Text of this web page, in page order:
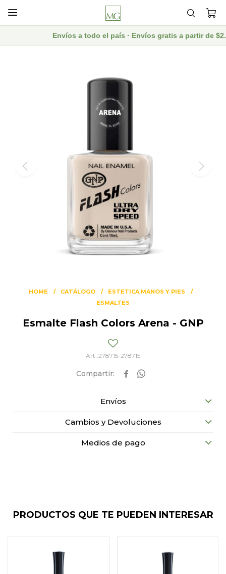

Envíos a todo el país · Envíos gratis a partir de
HOME CATÁLOGO
ESTETICA MANOS Y PIES
ESMALTES
Esmalte Flash Colors Arena - GNP
278715-278715
 
Envíos
Cambios y Devoluciones
Medios de pago
PRODUCTOS QUE TE PUEDEN INTERESAR